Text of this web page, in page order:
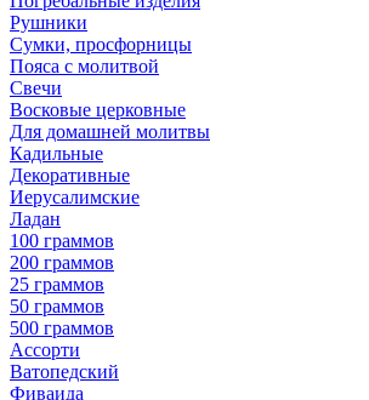
Рушники
Сумки, просфорницы
Пояса с молитвой
Свечи
Восковые церковные
Для домашней молитвы
Кадильные
Декоративные
Иерусалимские
Ладан
100 граммов
200 граммов
25 граммов
50 граммов
500 граммов
Ассорти
Ватопедский
Фиваида